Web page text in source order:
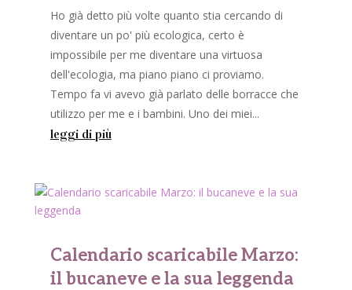
Ho già detto più volte quanto stia cercando di
diventare un po' più ecologica, certo è
impossibile per me diventare una virtuosa
dell'ecologia, ma piano piano ci proviamo.
Tempo fa vi avevo già parlato delle borracce che
utilizzo per me e i bambini. Uno dei miei...
leggi di più
Calendario scaricabile Marzo:
il bucaneve e la sua leggenda